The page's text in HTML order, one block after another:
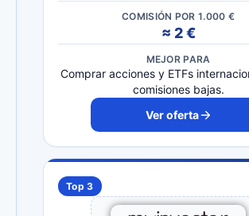
COMISIÓN POR 1.000 €
≈ 2 €
MEJOR PARA
Comprar acciones y ETFs
comisiones bajas.
Ver oferta
Top 3